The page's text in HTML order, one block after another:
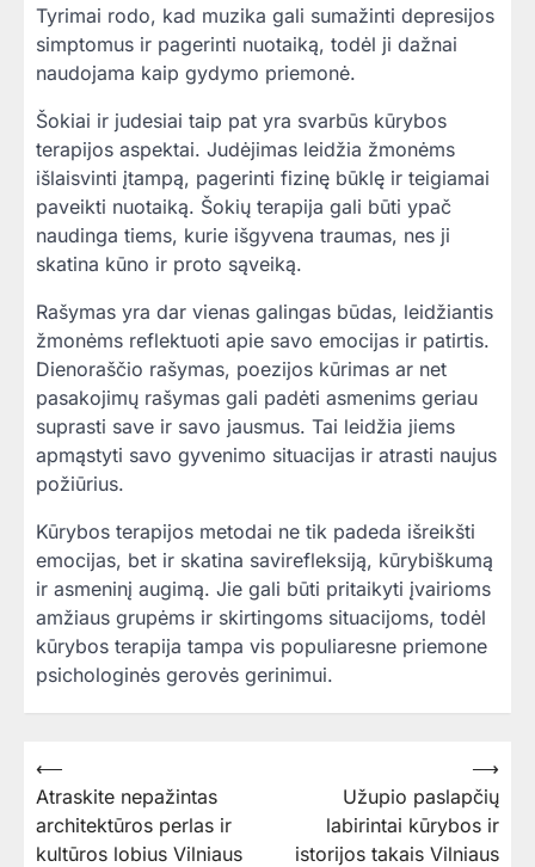
Tyrimai rodo, kad muzika gali sumažinti depresijos
simptomus ir pagerinti nuotaiką, todėl ji dažnai
naudojama kaip gydymo priemonė.
Šokiai ir judesiai taip pat yra svarbūs kūrybos
terapijos aspektai. Judėjimas leidžia žmonėms
išlaisvinti įtampą, pagerinti fizinę būklę ir teigiamai
paveikti nuotaiką. Šokių terapija gali būti ypač
naudinga tiems, kurie išgyvena traumas, nes ji
skatina kūno ir proto sąveiką.
Rašymas yra dar vienas galingas būdas, leidžiantis
žmonėms reflektuoti apie savo emocijas ir patirtis.
Dienoraščio rašymas, poezijos kūrimas ar net
pasakojimų rašymas gali padėti asmenims geriau
suprasti save ir savo jausmus. Tai leidžia jiems
apmąstyti savo gyvenimo situacijas ir atrasti naujus
požiūrius.
Kūrybos terapijos metodai ne tik padeda išreikšti
emocijas, bet ir skatina savirefleksiją, kūrybiškumą
ir asmeninį augimą. Jie gali būti pritaikyti įvairioms
amžiaus grupėms ir skirtingoms situacijoms, todėl
kūrybos terapija tampa vis populiaresne priemone
psichologinės gerovės gerinimui.
Navigacija
tarp
įrašų
⟵
Atraskite nepažintas
architektūros perlas ir
kultūros lobius Vilniaus
Užupio paslapčių
labirintai kūrybos ir
istorijos takais Vilniaus
⟶